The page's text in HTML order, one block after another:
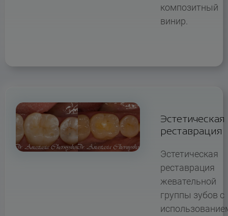
композитный
винир.
Эстетическая
реставрация
Эстетическая
реставрация
жевательной
группы зубов с